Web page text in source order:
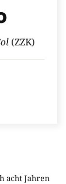
(ZZK)
acht Jahren